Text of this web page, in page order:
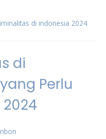
di indonesia 2024
di
Perlu